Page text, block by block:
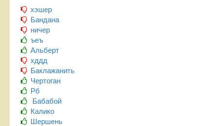
хэшер
Бандана
ничер
ъеъ
Альберт
хддд
Баклажанить
Чертоган
Рб
Бабабой
Калико
Шершень